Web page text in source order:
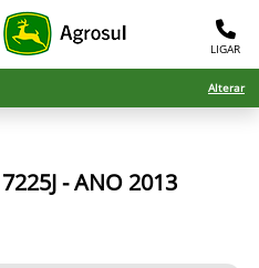
LIGAR
Alterar
- ANO 2013